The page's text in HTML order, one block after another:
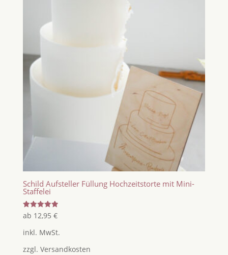
Schild Aufsteller Füllung Hochzeitstorte mit Mini-
Staffelei
Bewertet
mit
von 5
ab 12,95 €
inkl. MwSt.
zzgl. Versandkosten